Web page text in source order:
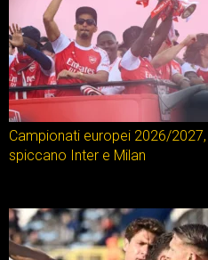
Campionati europei 2026/
spiccano Inter e Milan